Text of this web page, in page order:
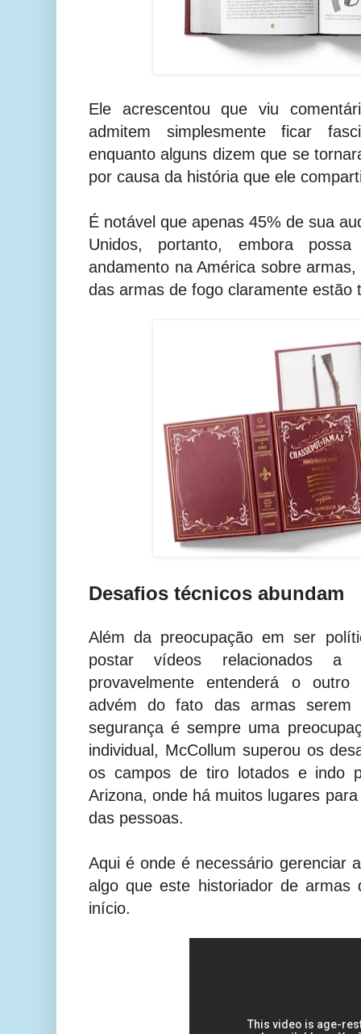
Ele acrescentou que viu
admitem simplesmente ficar
enquanto alguns dizem que se
por causa da história que ele
É notável que apenas 45% de sua
Unidos, portanto, embora
andamento na América sobre
das armas de fogo claramente estão
Desafios técnicos abundam
Além da preocupação em ser
postar vídeos relacionados
provavelmente entenderá o outro
advém do fato das armas serem
segurança é sempre uma
individual, McCollum superou os
os campos de tiro lotados e indo
Arizona, onde há muitos lugares
das pessoas.
Aqui é onde é necessário gerenciar
algo que este historiador de armas
início.